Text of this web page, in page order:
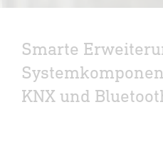
Smarte
KNX und